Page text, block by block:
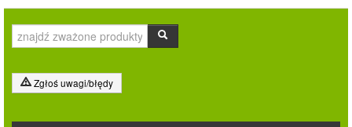
Zgłoś uwagi/błędy